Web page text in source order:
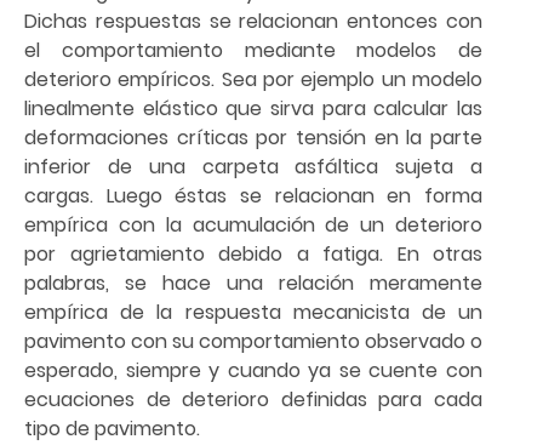
Dichas respuestas se relacionan entonces con
el comportamiento mediante modelos de
deterioro empíricos. Sea por ejemplo un modelo
linealmente elástico que sirva para calcular las
deformaciones críticas por tensión en la parte
inferior de una carpeta asfáltica sujeta a
cargas. Luego éstas se relacionan en forma
empírica con la acumulación de un deterioro
por agrietamiento debido a fatiga. En otras
palabras, se hace una relación meramente
empírica de la respuesta mecanicista de un
pavimento con su comportamiento observado o
esperado, siempre y cuando ya se cuente con
ecuaciones de deterioro definidas para cada
tipo de pavimento.